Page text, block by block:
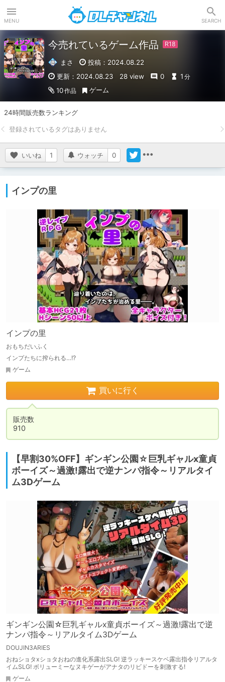
MENU SEARCH
今売れているゲーム作品
まさ
投稿：2024.08.22
更新：2024.08.23
28 view 0 1 分
10作品 ゲーム
24時間販売数ランキング
いいね 1 ウォッチ 0
インプの里
インプの里
おもちだいふく
インプたちに搾られる…!?
ゲーム
買いに行く
販売数
910
【早割30%OFF】ギンギン公園☆巨乳ギャルx童貞
ボーイズ～過激!露出で逆ナンパ指令～リアルタイ
ム3Dゲーム
ギンギン公園☆巨乳ギャルx童貞ボーイズ～過激!露出で逆
ナンパ指令～リアルタイム3Dゲーム
DOUJIN3ARIES
おねショタxショタおねの進化系露出SLG! 逆ラッキースケベ露出指令リアルタ
イムSLG! ボリューミーなヌキゲーがアナタのリビドーを刺激する!
ゲーム